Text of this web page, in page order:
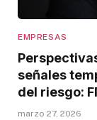
EMPRESAS
señales
del riesgo:
marzo 27, 2026